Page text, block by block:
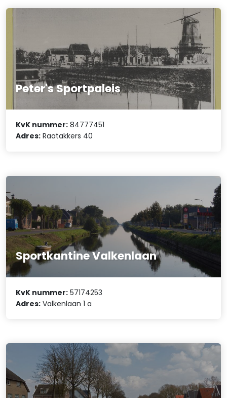
Peter's Sportpaleis
KvK nummer: 84777451
Adres: Raatakkers 40
Sportkantine Valkenlaan
KvK nummer: 57174253
Adres: Valkenlaan 1 a